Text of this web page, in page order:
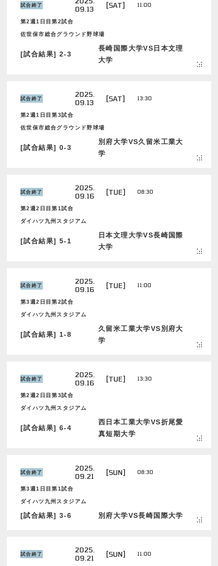
試合終了
09.13
[SAT] 11:00
第2週1日目第2試合
佐世保市総合グラウンド野球場
[試合結果] 2-3
長崎国際大学VS日本文理
大学
試合終了
2025.
09.13
[SAT] 13:30
第2週1日目第3試合
佐世保市総合グラウンド野球場
[試合結果] 0-3
別府大学VS久留米工業大
学
試合終了
2025.
09.16
[TUE] 08:30
第2週2日目第1試合
ダイハツ九州スタジアム
[試合結果] 5-1
日本文理大学VS長崎国際
大学
試合終了
2025.
09.16
[TUE] 11:00
第3週2日目第2試合
ダイハツ九州スタジアム
[試合結果] 1-8
久留米工業大学VS別府大
学
試合終了
2025.
09.16
[TUE] 13:30
第2週2日目第3試合
ダイハツ九州スタジアム
[試合結果] 6-4
西日本工業大学VS折尾愛
真短期大学
試合終了
2025.
09.21
[SUN] 08:30
第3週1日目第1試合
ダイハツ九州スタジアム
[試合結果] 3-6 別府大学VS長崎国際大学
試合終了
2025.
09.21
[SUN] 11:00